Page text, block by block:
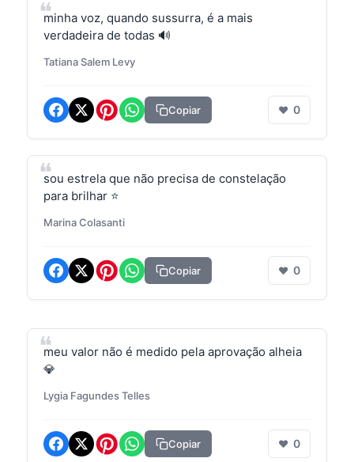
minha voz, quando sussurra, é a mais
verdadeira de todas 🔊
Tatiana Salem Levy
Copiar ❤ 0
sou estrela que não precisa de constelação
para brilhar ⭐
Marina Colasanti
Copiar ❤ 0
meu valor não é medido pela aprovação alheia
💎
Lygia Fagundes Telles
Copiar ❤ 0